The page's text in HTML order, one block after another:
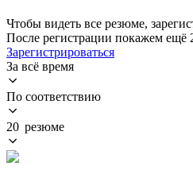
Чтобы видеть все резюме,
После регистрации покажем ещё
Зарегистрироваться
За всё время
По соответствию
20 резюме